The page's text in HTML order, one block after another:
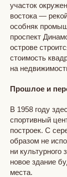
участок
востока —
особняк
проспект
острове
стоимость
на
Прошлое и
В 1958 году
спортивный
построек. С
образом не
ни культурного
новое здание
места.